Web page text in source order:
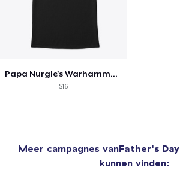
Papa Nurgle's Warhammer Chaos
$16
Meer campagnes vanFather's Day
kunnen vinden: